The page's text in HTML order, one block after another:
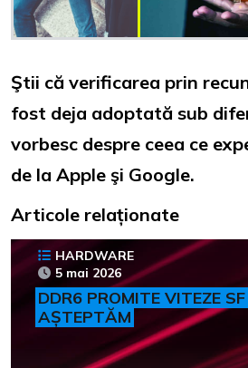
Ştii că verificarea prin
fost deja adoptată sub
vorbesc despre ceea ce
de la Apple şi Google.
Articole relaționate
HARDWARE
5 mai 2026
DDR6 PROMITE VITEZE
AȘTEPTĂM